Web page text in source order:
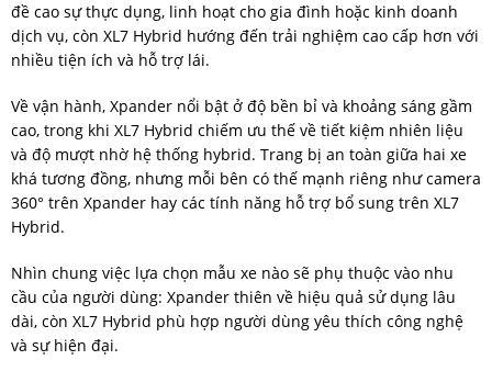
đề cao sự thực dụng, linh hoạt cho gia đình hoặc kinh doanh
dịch vụ, còn XL7 Hybrid hướng đến trải nghiệm cao cấp hơn với
nhiều tiện ích và hỗ trợ lái.
Về vận hành, Xpander nổi bật ở độ bền bỉ và khoảng sáng gầm
cao, trong khi XL7 Hybrid chiếm ưu thế về tiết kiệm nhiên liệu
và độ mượt nhờ hệ thống hybrid. Trang bị an toàn giữa hai xe
khá tương đồng, nhưng mỗi bên có thế mạnh riêng như camera
360° trên Xpander hay các tính năng hỗ trợ bổ sung trên XL7
Hybrid.
Nhìn chung việc lựa chọn mẫu xe nào sẽ phụ thuộc vào nhu
cầu của người dùng: Xpander thiên về hiệu quả sử dụng lâu
dài, còn XL7 Hybrid phù hợp người dùng yêu thích công nghệ
và sự hiện đại.